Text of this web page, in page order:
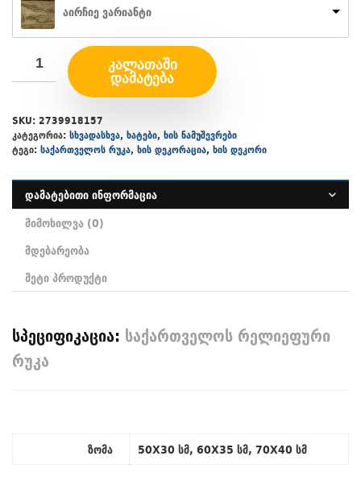
600₾
აირჩიე ვარიანტი
ᲙᲐᲚᲐᲗᲐᲨᲘ
ᲓᲐᲛᲐᲢᲔᲑᲐ
SKU: 2739918157
კატეგორია: სხვადასხვა, ხატები, ხის ნამუშევრები
ტეგი: საქართველოს რუკა, ხის დეკორაცია, ხის დეკორი
დამატებითი ინფორმაცია
მიმოხილვა (0)
მდებარეობა
მეტი პროდუქტი
სპეციფიკაცია: საქართველოს რელიეფური
რუკა
ზომა 50X30 სმ, 60X35 სმ, 70X40 სმ